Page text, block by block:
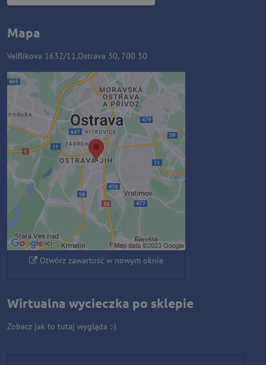
Mapa
Velflíkova 1632/11,Ostrava 30, 700 30
Zawartość zewnętrzna jest
blokowana przez opcje
prywatności
Czy chcesz załadować zawartość
zewnętrzną?
Zezwól raz
Zezwalaj zawsze - zgadzam się z
typem pliku cookie: Funkcjonalny
Otwórz zawartość w nowym oknie
Wirtualna wycieczka po sklepie
Zobacz jak to tutaj wygląda :-)